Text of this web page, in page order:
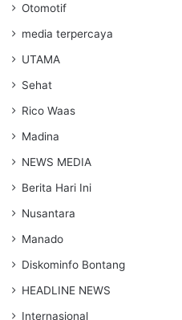
Otomotif
media terpercaya
UTAMA
Sehat
Rico Waas
Madina
NEWS MEDIA
Berita Hari Ini
Nusantara
Manado
Diskominfo Bontang
HEADLINE NEWS
Internasional